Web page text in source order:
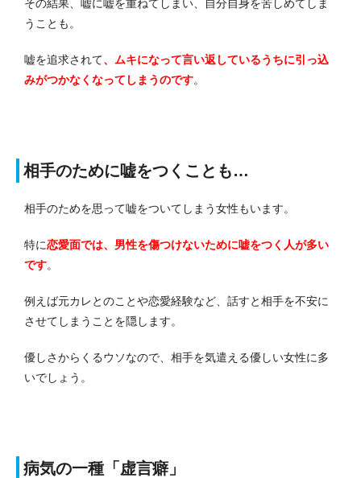
その結果、嘘に嘘を重ねてしまい、自分自身を苦しめてしま
うことも。
嘘を追求されて、ムキになって言い返しているうちに引っ込
みがつかなくなってしまうのです。
相手のために嘘をつくことも…
相手のためを思って嘘をついてしまう女性もいます。
特に恋愛面では、男性を傷つけないために嘘をつく人が多い
です。
例えば元カレとのことや恋愛経験など、話すと相手を不安に
させてしまうことを隠します。
優しさからくるウソなので、相手を気遣える優しい女性に多
いでしょう。
病気の一種「虚言癖」